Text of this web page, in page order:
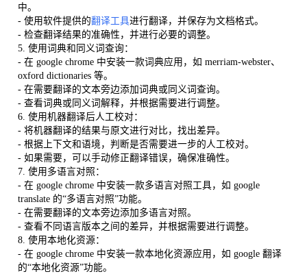
中。
- 使用软件提供的翻译工具进行翻译，并保存为文档格式。
- 检查翻译结果的准确性，并进行必要的调整。
5. 使用词典和同义词查询：
- 在 google chrome 中安装一款词典应用，如 merriam-webster、
oxford dictionaries 等。
- 在需要翻译的文本旁边添加词典或同义词查询。
- 查看词典或同义词解释，并根据需要进行调整。
6. 使用机器翻译后人工校对：
- 将机器翻译的结果与原文进行对比，找出差异。
- 根据上下文和语境，判断是否需要进一步的人工校对。
- 如果需要，可以手动修正翻译错误，确保准确性。
7. 使用多语言对照：
- 在 google chrome 中安装一款多语言对照工具，如 google
translate 的“多语言对照”功能。
- 在需要翻译的文本旁边添加多语言对照。
- 查看不同语言版本之间的差异，并根据需要进行调整。
8. 使用本地化资源：
- 在 google chrome 中安装一款本地化资源应用，如 google 翻译
的“本地化资源”功能。